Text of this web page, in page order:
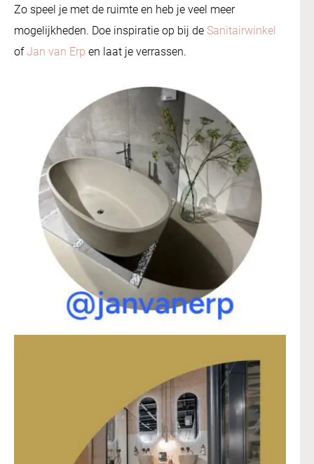
Zo speel je met de ruimte en heb je veel meer
mogelijkheden. Doe inspiratie op bij de Sanitairwinkel
of Jan van Erp en laat je verrassen.